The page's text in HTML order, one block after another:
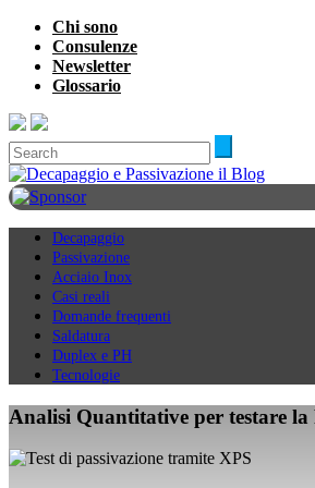
Chi sono
Consulenze
Newsletter
Glossario
Decapaggio
Passivazione
Acciaio Inox
Casi reali
Domande frequenti
Saldatura
Duplex e PH
Tecnologie
Analisi Quantitative per testare